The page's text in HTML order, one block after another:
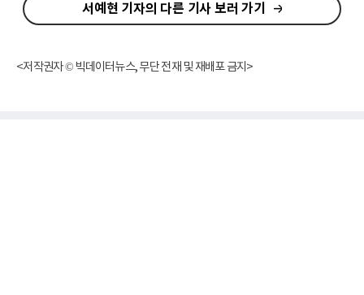
서예현 기자의 다른 기사 보러 가기
<저작권자 © 빅데이터뉴스, 무단 전재 및 재배포 금지>